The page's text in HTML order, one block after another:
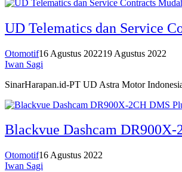
UD Telematics dan Service
Otomotif16 Agustus 202219 Agustus 2022
Iwan Sagi
SinarHarapan.id-PT UD Astra Motor
Blackvue Dashcam
Otomotif16 Agustus 2022
Iwan Sagi